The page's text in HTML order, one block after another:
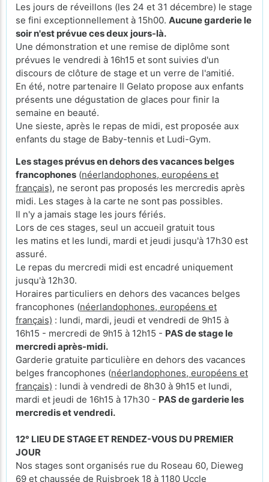
Les jours de réveillons (les 24 et 31 décembre) le stage
se fini exceptionnellement à 15h00. Aucune garderie le
soir n'est prévue ces deux jours-là.
Une démonstration et une remise de diplôme sont
prévues le vendredi à 16h15 et sont suivies d'un
discours de clôture de stage et un verre de l'amitié.
En été, notre partenaire Il Gelato propose aux enfants
présents une dégustation de glaces pour finir la
semaine en beauté.
Une sieste, après le repas de midi, est proposée aux
enfants du stage de Baby-tennis et Ludi-Gym.
Les stages prévus en dehors des vacances belges
francophones (néerlandophones, européens et
français), ne seront pas proposés les mercredis après
midi. Les stages à la carte ne sont pas possibles.
Il n'y a jamais stage les jours fériés.
Lors de ces stages, seul un accueil gratuit tous
les matins et les lundi, mardi et jeudi jusqu'à 17h30 est
assuré.
Le repas du mercredi midi est encadré uniquement
jusqu'à 12h30.
Horaires particuliers en dehors des vacances belges
francophones (néerlandophones, européens et
français) : lundi, mardi, jeudi et vendredi de 9h15 à
16h15 - mercredi de 9h15 à 12h15 - PAS de stage le
mercredi après-midi.
Garderie gratuite particulière en dehors des vacances
belges francophones (néerlandophones, européens et
français) : lundi à vendredi de 8h30 à 9h15 et lundi,
mardi et jeudi de 16h15 à 17h30 - PAS de garderie les
mercredis et vendredi.
12° LIEU DE STAGE ET RENDEZ-VOUS DU PREMIER
JOUR
Nos stages sont organisés rue du Roseau 60, Dieweg
69 et chaussée de Ruisbroek 18 à 1180 Uccle